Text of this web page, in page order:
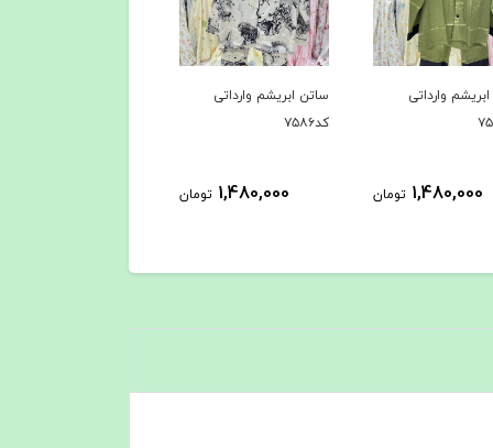
وارداتی
1,480,000 تومان
ساتن ابریشم وارداتی
کد۷۵۸۶
1,480,000 تومان